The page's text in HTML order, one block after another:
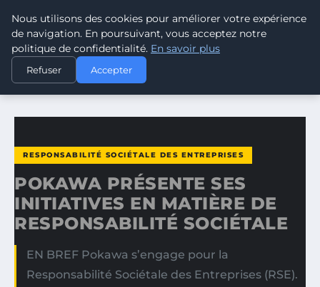
CLIMATE RESPONSE BLOG
ACCUEIL
RESPONSABILITÉ SOCIÉTALE DES ENTREPRISES
POKAWA PRÉSENTE SES INITIATIVES EN MATIÈRE DE…
RESPONSABILITÉ SOCIÉTALE DES ENTREPRISES
POKAWA PRÉSENTE SES
INITIATIVES EN MATIÈRE DE
RESPONSABILITÉ SOCIÉTALE
EN BREF Pokawa s’engage pour la
Responsabilité Sociétale des Entreprises (RSE).
Nous utilisons des cookies pour améliorer votre expérience
de navigation. En poursuivant, vous acceptez notre
politique de confidentialité. En savoir plus
Refuser Accepter